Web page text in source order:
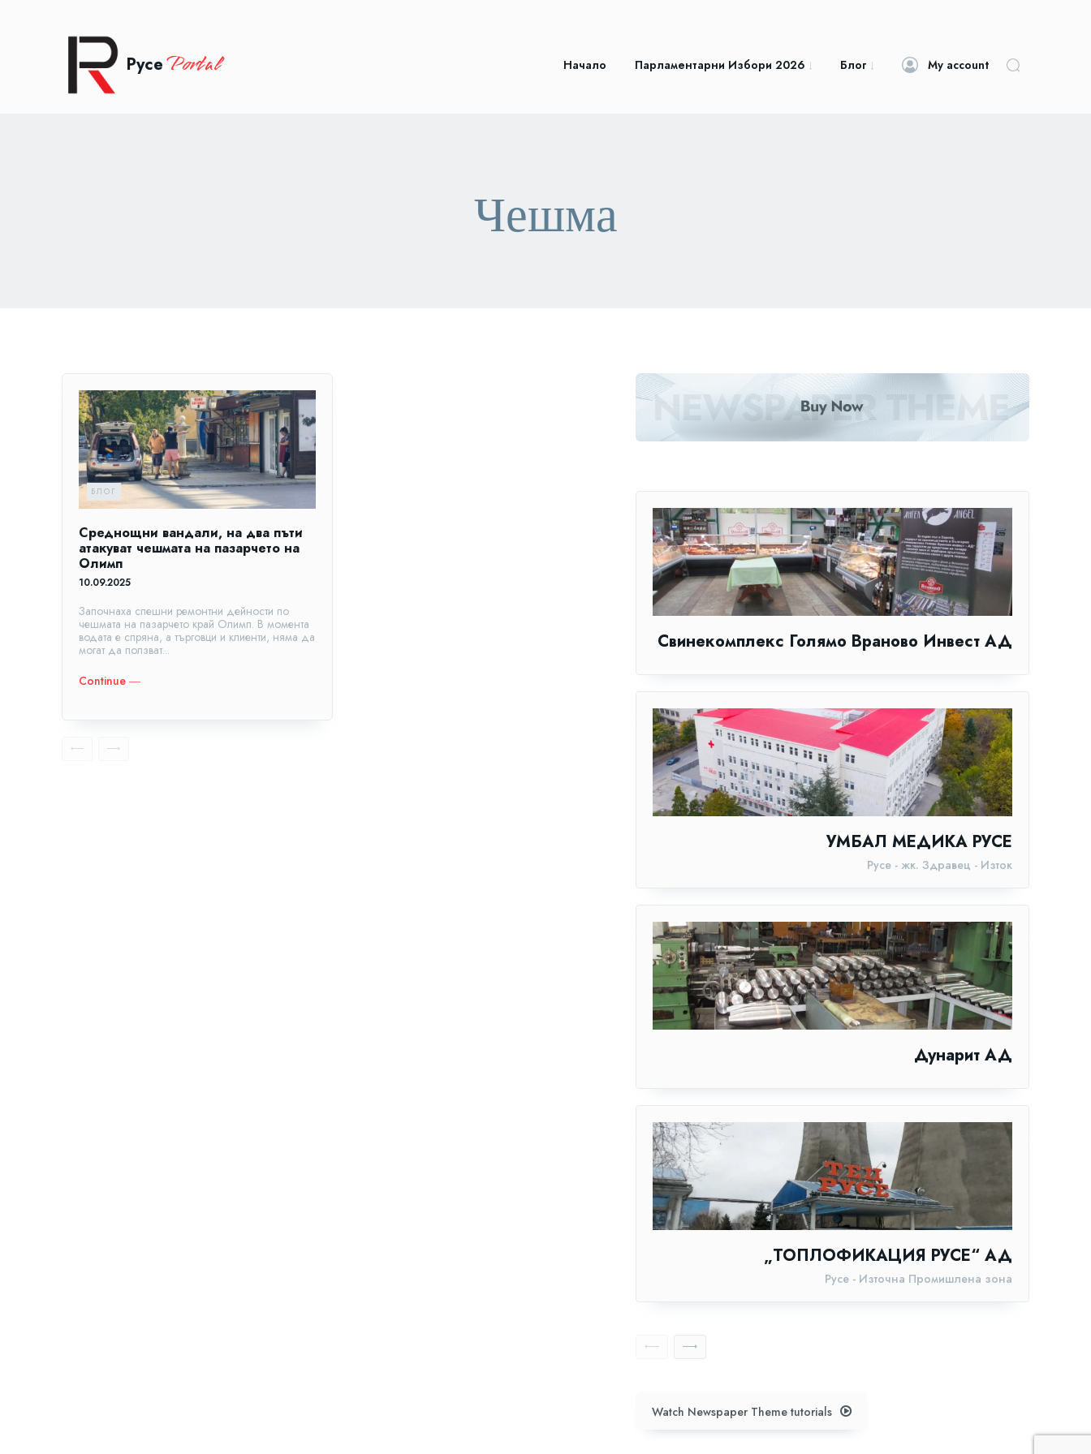
Русе Portal Начало Парламентарни Избори 2026 Блог My account
Чешма
БЛОГ
Среднощни вандали, на два пъти
атакуват чешмата на пазарчето на
Олимп
10.09.2025
Започнаха спешни ремонтни дейности по
чешмата на пазарчето край Олимп. В момента
водата е спряна, а търговци и клиенти, няма да
могат да ползват...
Continue ―
Свинекомплекс Голямо Враново Инвест АД
УМБАЛ МЕДИКА РУСЕ
Русе - жк. Здравец - Изток
Дунарит АД
„ТОПЛОФИКАЦИЯ РУСЕ“ АД
Русе - Източна Промишлена зона
Watch Newspaper Theme tutorials